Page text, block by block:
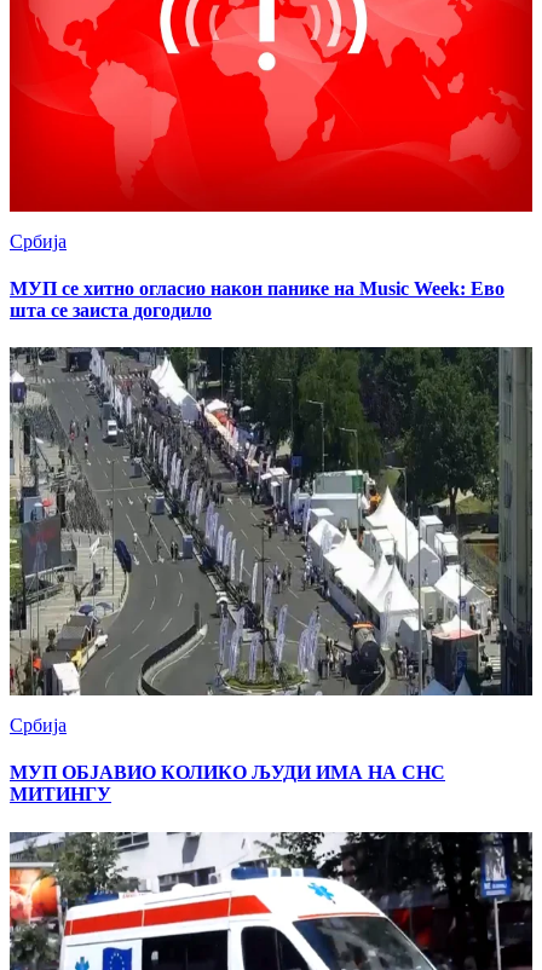
Србија
МУП се хитно огласио након панике на Music Week: Ево
шта се заиста догодило
Србија
МУП ОБЈАВИО КОЛИКО ЉУДИ ИМА НА СНС
МИТИНГУ